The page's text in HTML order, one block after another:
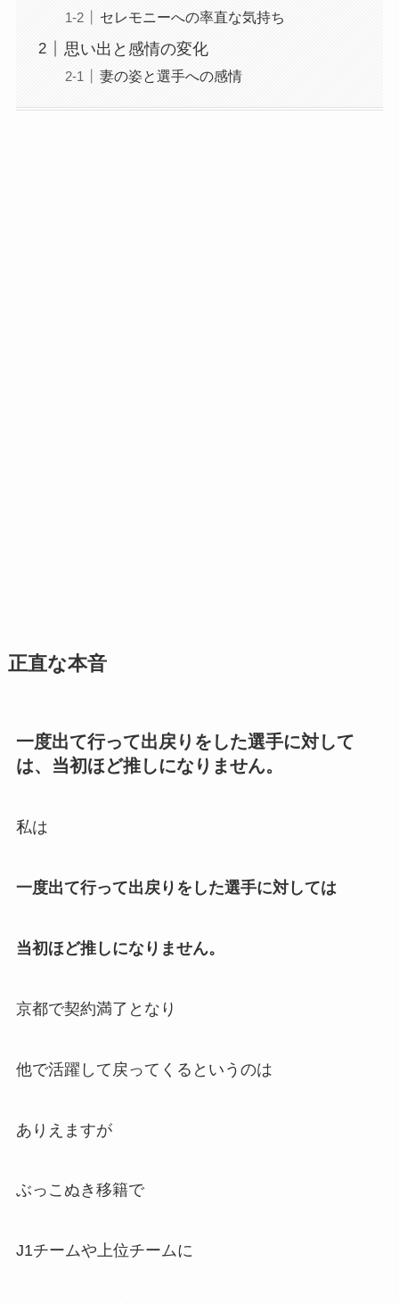
セレモニーへの率直な気持ち
思い出と感情の変化
妻の姿と選手への感情
正直な本音
一度出て行って出戻りをした選手に対して
は、当初ほど推しになりません。
私は
一度出て行って出戻りをした選手に対しては
当初ほど推しになりません。
京都で契約満了となり
他で活躍して戻ってくるというのは
ありえますが
ぶっこぬき移籍で
J1チームや上位チームに